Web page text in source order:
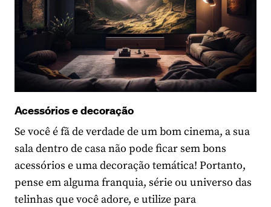
Acessórios e decoração
Se você é fã de verdade de um bom cinema, a sua
sala dentro de casa não pode ficar sem bons
acessórios e uma decoração temática! Portanto,
pense em alguma franquia, série ou universo das
telinhas que você adore, e utilize para